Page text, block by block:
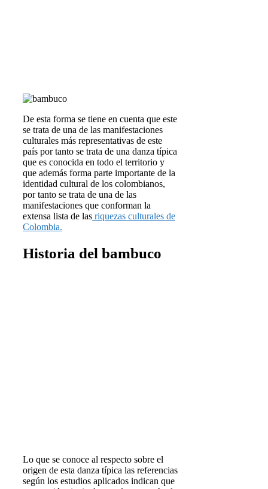
De esta forma se tiene en cuenta que este
se trata de una de las manifestaciones
culturales más representativas de este
país por tanto se trata de una danza típica
que es conocida en todo el territorio y
que además forma parte importante de la
identidad cultural de los colombianos,
por tanto se trata de una de las
manifestaciones que conforman la
extensa lista de las riquezas culturales de
Colombia.
Historia del bambuco
Lo que se conoce al respecto sobre el
origen de esta danza típica las referencias
según los estudios aplicados indican que